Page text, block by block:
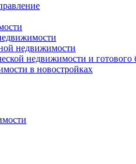
недвижимости
недвижимости и готового
в новостройках